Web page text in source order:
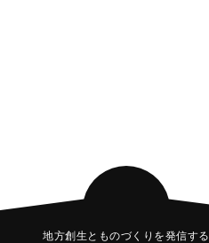
地方創生とものづくりを発信する